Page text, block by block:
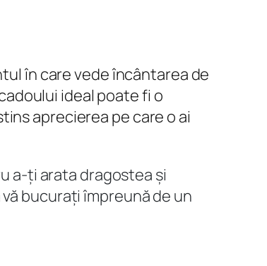
în care vede încântarea de
ideal poate fi o
aprecierea pe care o ai
a-ți arata dragostea și
bucurați împreună de un